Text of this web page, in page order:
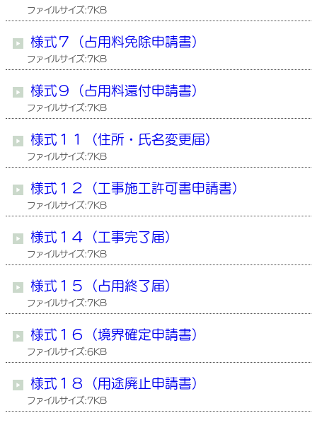
ファイルサイズ:7KB
様式７（占用料免除申請書）
ファイルサイズ:7KB
様式９（占用料還付申請書）
ファイルサイズ:7KB
様式１１（住所・氏名変更届）
ファイルサイズ:7KB
様式１２（工事施工許可書申請書）
ファイルサイズ:7KB
様式１４（工事完了届）
ファイルサイズ:7KB
様式１５（占用終了届）
ファイルサイズ:7KB
様式１６（境界確定申請書）
ファイルサイズ:6KB
様式１８（用途廃止申請書）
ファイルサイズ:7KB